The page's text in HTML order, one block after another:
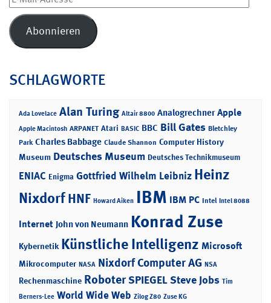
Mail-
Adresse
Abonnieren
SCHLAGWORTE
Ada Lovelace Alan Turing Altair 8800 Analogrechner Apple
Apple Macintosh ARPANET Atari BASIC BBC Bill Gates Bletchley
Park Charles Babbage Claude Shannon Computer History
Museum Deutsches Museum Deutsches Technikmuseum
ENIAC Enigma Gottfried Wilhelm Leibniz Heinz
NixdorfHNF Howard Aiken IBM IBM PC Intel Intel 8088
Internet John von Neumann Konrad Zuse
Kybernetik Künstliche Intelligenz Microsoft
Mikrocomputer NASA Nixdorf Computer AG NSA
Rechenmaschine RoboterSPIEGELSteve Jobs Tim
Berners-Lee World Wide Web Zilog Z80 Zuse KG